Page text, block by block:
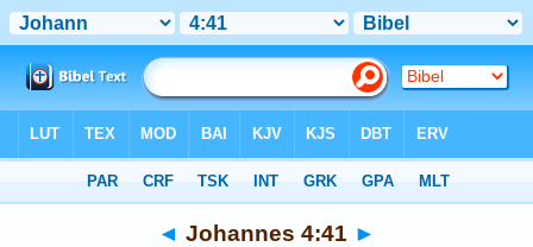
◄ Johannes 4:41 ►